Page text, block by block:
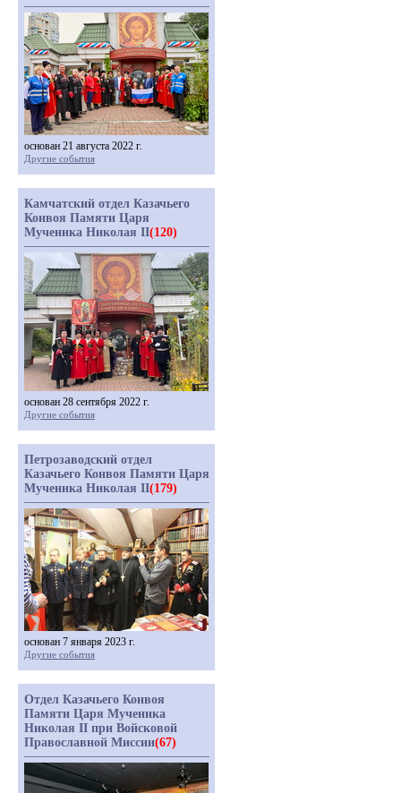
основан 21 августа 2022 г.
Другие события
Камчатский отдел Казачьего
Конвоя Памяти Царя
Мученика Николая II(120)
основан 28 сентября 2022 г.
Другие события
Петрозаводский отдел
Казачьего Конвоя Памяти Царя
Мученика Николая II(179)
основан 7 января 2023 г.
Другие события
Отдел Казачьего Конвоя
Памяти Царя Мученика
Николая II при Войсковой
Православной Миссии(67)